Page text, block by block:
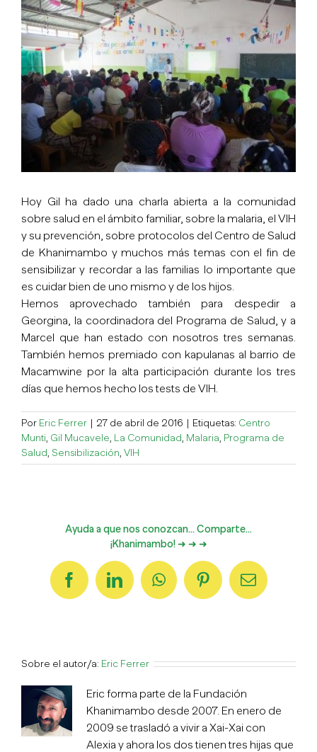
Hoy Gil ha dado una charla abierta a la comunidad
sobre salud en el ámbito familiar, sobre la malaria, el VIH
y su prevención, sobre protocolos del Centro de Salud
de Khanimambo y muchos más temas con el fin de
sensibilizar y recordar a las familias lo importante que
es cuidar bien de uno mismo y de los hijos.
Hemos aprovechado también para despedir a
Georgina, la coordinadora del Programa de Salud, y a
Marcel que han estado con nosotros tres semanas.
También hemos premiado con kapulanas al barrio de
Macamwine por la alta participación durante los tres
días que hemos hecho los tests de VIH.
Por Eric Ferrer | 27 de abril de 2016 | Etiquetas: Centro
Munti Gil Mucavele La Comunidad Malaria Programa de
Salud Sensibilización VIH
Ayuda a que nos conozcan... Comparte...
¡Khanimambo! ➜ ➜ ➜
FacebookLinkedInWhatsAppPinterestCorreo
electrónico
Sobre el autor/a: Eric Ferrer
Eric forma parte de la Fundación
Khanimambo desde 2007. En enero de
2009 se trasladó a vivir a Xai-Xai con
Alexia y ahora los dos tienen tres hijas que